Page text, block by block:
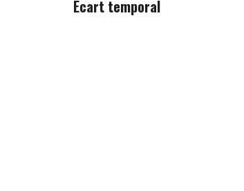
Ecart temporal